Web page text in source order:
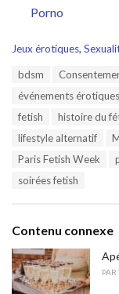
Par rapport à
Porno
C
Jeux érotiques,
Tbdsm
événements érotiques
fetish
histoire du
lifestyle alternatif
Paris Fetish Week
soirées fetish
Contenu connexe
PAR